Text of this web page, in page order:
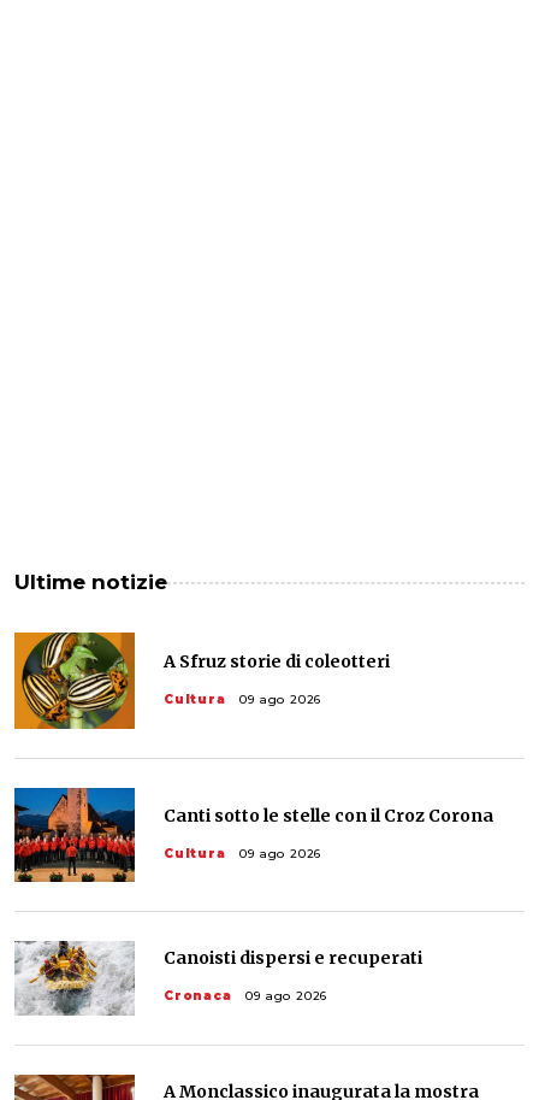
Ultime notizie
A Sfruz storie di coleotteri
Cultura 09 ago 2026
Canti sotto le stelle con il Croz Corona
Cultura 09 ago 2026
Canoisti dispersi e recuperati
Cronaca 09 ago 2026
A Monclassico inaugurata la mostra